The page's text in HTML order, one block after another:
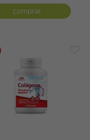
comprar